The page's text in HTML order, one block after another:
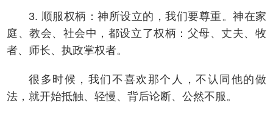
3. 顺服权柄：神所设立的，我们要尊重。神在家
庭、教会、社会中，都设立了权柄：父母、丈夫、牧
者、师长、执政掌权者。
很多时候，我们不喜欢那个人，不认同他的做
法，就开始抵触、轻慢、背后论断、公然不服。